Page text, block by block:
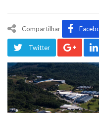
Compartilhar
Twitter